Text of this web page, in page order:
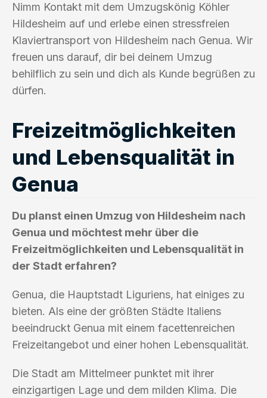
Nimm Kontakt mit dem Umzugskönig Köhler
Hildesheim auf und erlebe einen stressfreien
Klaviertransport von Hildesheim nach Genua. Wir
freuen uns darauf, dir bei deinem Umzug
behilflich zu sein und dich als Kunde begrüßen zu
dürfen.
Freizeitmöglichkeiten
und Lebensqualität in
Genua
Du planst einen Umzug von Hildesheim nach
Genua und möchtest mehr über die
Freizeitmöglichkeiten und Lebensqualität in
der Stadt erfahren?
Genua, die Hauptstadt Liguriens, hat einiges zu
bieten. Als eine der größten Städte Italiens
beeindruckt Genua mit einem facettenreichen
Freizeitangebot und einer hohen Lebensqualität.
Die Stadt am Mittelmeer punktet mit ihrer
einzigartigen Lage und dem milden Klima. Die